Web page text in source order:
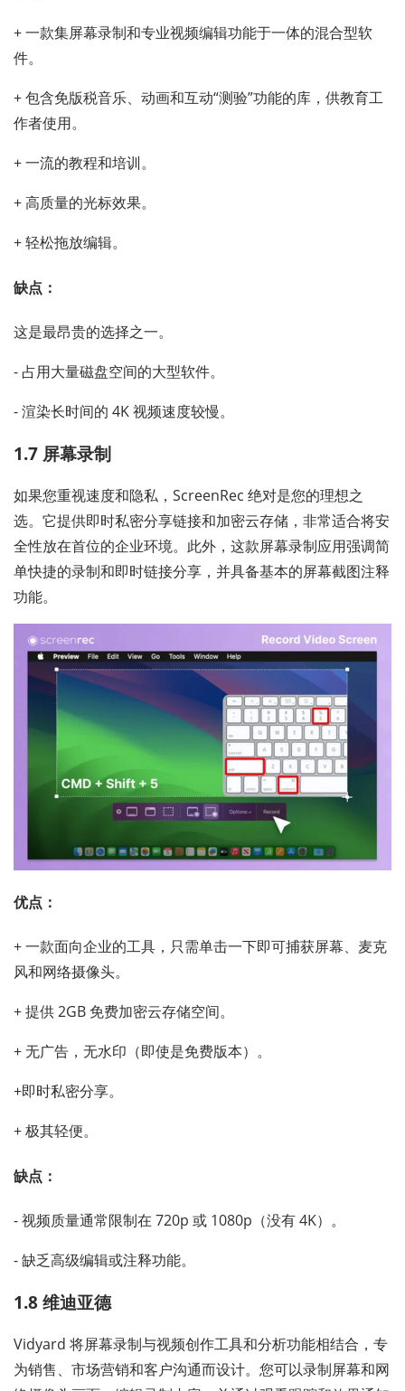
+ 一款集屏幕录制和专业视频编辑功能于一体的混合型软
件。
+ 包含免版税音乐、动画和互动“测验”功能的库，供教育工
作者使用。
+ 一流的教程和培训。
+ 高质量的光标效果。
+ 轻松拖放编辑。
缺点：
这是最昂贵的选择之一。
- 占用大量磁盘空间的大型软件。
- 渲染长时间的 4K 视频速度较慢。
1.7 屏幕录制
如果您重视速度和隐私，ScreenRec 绝对是您的理想之
选。它提供即时私密分享链接和加密云存储，非常适合将安
全性放在首位的企业环境。此外，这款屏幕录制应用强调简
单快捷的录制和即时链接分享，并具备基本的屏幕截图注释
功能。
优点：
+ 一款面向企业的工具，只需单击一下即可捕获屏幕、麦克
风和网络摄像头。
+ 提供 2GB 免费加密云存储空间。
+ 无广告，无水印（即使是免费版本）。
+即时私密分享。
+ 极其轻便。
缺点：
- 视频质量通常限制在 720p 或 1080p（没有 4K）。
- 缺乏高级编辑或注释功能。
1.8 维迪亚德
Vidyard 将屏幕录制与视频创作工具和分析功能相结合，专
为销售、市场营销和客户沟通而设计。您可以录制屏幕和网